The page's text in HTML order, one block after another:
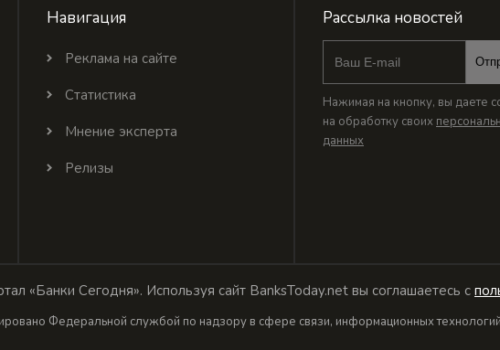
Навигация
Реклама на сайте
Статистика
Мнение эксперта
Релизы
Рассылка новостей
Нажимая на кнопку, вы даете
на обработку своих
данных
«Банки Сегодня». Используя сайт BanksToday.net вы соглашаетесь с
Федеральной службой по надзору в сфере связи, информационных